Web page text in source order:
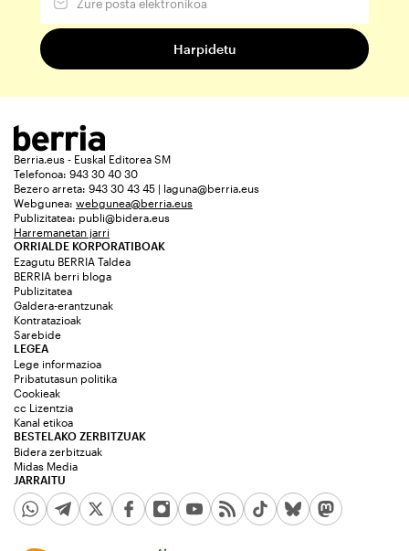
Berria.eus - Euskal Editorea SM
Telefonoa: 943 30 40 30
Bezero arreta: 943 30 43 45 | laguna@berria.eus
Webgunea: webgunea@berria.eus
Publizitatea: publi@bidera.eus
Harremanetan jarri
ORRIALDE KORPORATIBOAK
Ezagutu BERRIA Taldea
BERRIA berri bloga
Publizitatea
Galdera-erantzunak
Kontratazioak
Sarebide
JARRAITU
LEGEA
Lege informazioa
Pribatutasun politika
Cookieak
cc Lizentzia
Kanal etikoa
BESTELAKO ZERBITZUAK
Bidera zerbitzuak
Midas Media